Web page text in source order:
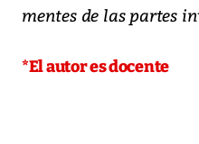
mentes de las partes
*El autor es docente